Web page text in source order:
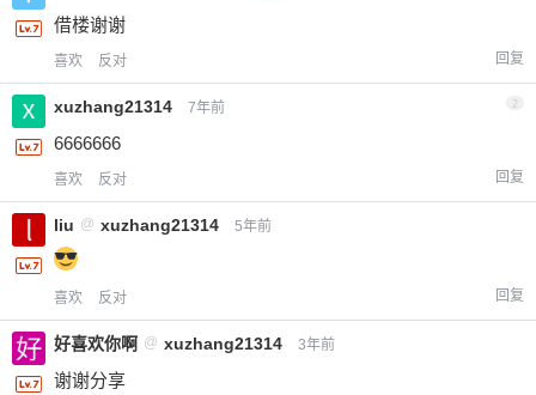
借楼谢谢
喜欢 反对 回复
xuzhang21314 7年前 2
6666666
喜欢 反对 回复
liu @ xuzhang21314 5年前
喜欢 反对 回复
好喜欢你啊 @ xuzhang21314 3年前
谢谢分享